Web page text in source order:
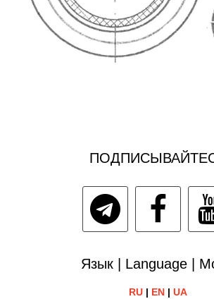
Язык | Language |
RU| EN| UA